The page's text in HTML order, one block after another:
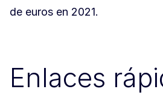
de euros en 2021.
Enlaces